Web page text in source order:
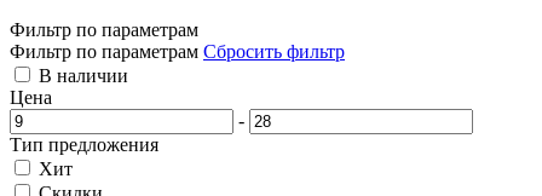
Фильтр по параметрам
Фильтр по параметрам Сбросить фильтр
В наличии
Цена
-
Тип предложения
Хит